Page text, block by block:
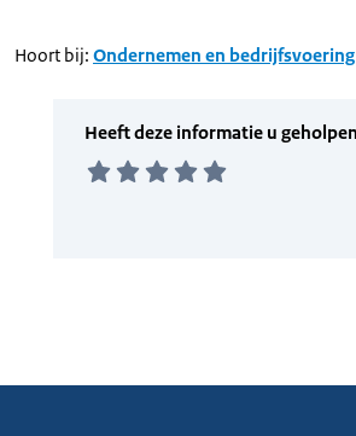
Hoort bij: Ondernemen en bedrijfsvoering